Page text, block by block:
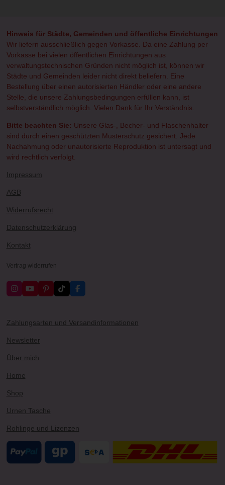
Hinweis für Städte, Gemeinden und öffentliche Einrichtungen
Wir liefern ausschließlich gegen Vorkasse. Da eine Zahlung per
Vorkasse bei vielen öffentlichen Einrichtungen aus
verwaltungstechnischen Gründen nicht möglich ist, können wir
Städte und Gemeinden leider nicht direkt beliefern. Eine
Bestellung über einen autorisierten Händler oder eine andere
Stelle, die unsere Zahlungsbedingungen erfüllen kann, ist
selbstverständlich möglich. Vielen Dank für Ihr Verständnis.
Bitte beachten Sie: Unsere Glas-, Becher- und Flaschenhalter
sind durch einen geschützten Musterschutz gesichert. Jede
Nachahmung oder unautorisierte Reproduktion ist untersagt und
wird rechtlich verfolgt.
Impressum
AGB
Widerrufsrecht
Datenschutzerklärung
Kontakt
Vertrag widerrufen
I
n
a
g
a
Y
o
b
P
i
r
T
i
k
F
a
o
Zahlungsarten und Versandinformationen
Newsletter
Über mich
Home
Shop
Urnen Tasche
Rohlinge und Lizenzen